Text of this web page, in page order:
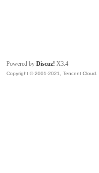
Powered byDiscuz! X3.4
Copyright © 2001-2021, Tencent Cloud.